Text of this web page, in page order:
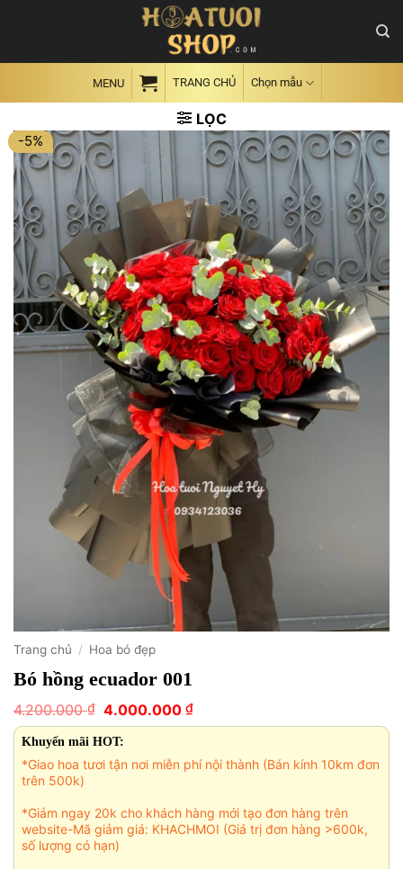
MENU TRANG CHỦ Chọn mẫu
LỌC
-5%
Trang chủ / Hoa bó đẹp
Bó hồng ecuador 001
4.200.000₫ Giá
gốc
là:
4.200.000 ₫.
4.000.000 ₫Giá
hiện
4.000.000 ₫.
Khuyến mãi HOT:
*Giao hoa tươi tận nơi miễn phí nội thành (Bán kính 10km đơn
trên 500k)
*Giảm ngay 20k cho khách hàng mới tạo đơn hàng trên
website-Mã giảm giá: KHACHMOI (Giá trị đơn hàng >600k,
số lượng có hạn)